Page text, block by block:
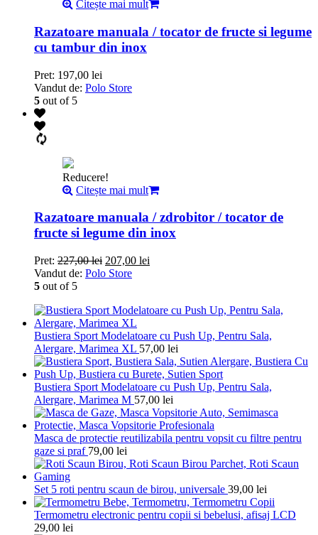
Citește mai mult
Razatoare manuala / tocator de fructe si legume
cu tambur din inox
Pret: 197,00 lei
Vandut de: Polo Store
5 out of 5
Reducere!
Citește mai mult
Razatoare manuala / zdrobitor / tocator de
fructe si legume din inox
Pret: 227,00lei 207,00 lei
Vandut de: Polo Store
5 out of 5
Bustiera Sport Modelatoare cu Push Up, Pentru Sala,
Alergare, Marimea XL 57,00 lei
Bustiera Sport Modelatoare cu Push Up, Pentru Sala,
Alergare, Marimea M 57,00 lei
Masca de protectie reutilizabila pentru vopsit cu filtre pentru
gaze si praf 79,00 lei
Set 5 roti pentru scaun de birou, universale 39,00 lei
Termometru electronic pentru copii si bebelusi, afisaj LCD
29,00 lei